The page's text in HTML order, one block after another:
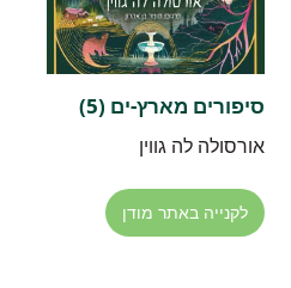
סיפורים מארץ-ים (5)
אורסולה לה גווין
לקנייה באתר מודן